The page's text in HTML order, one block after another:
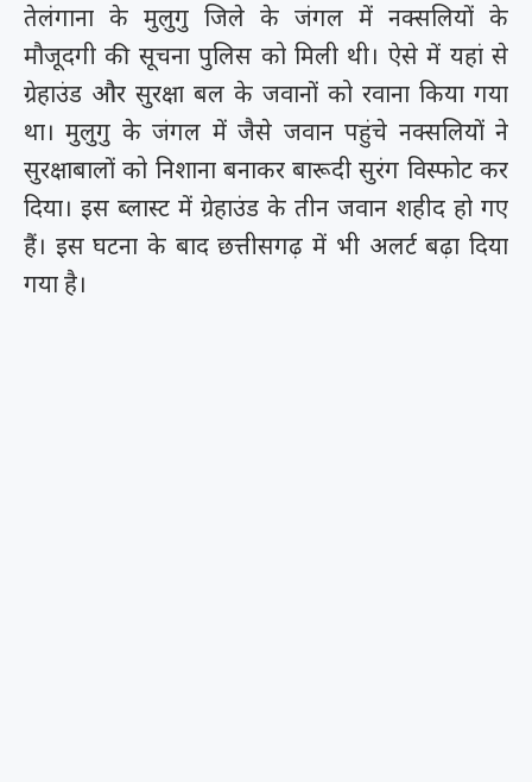
तेलंगाना के मुलुगु जिले के जंगल में नक्सलियों के
मौजूदगी की सूचना पुलिस को मिली थी। ऐसे में यहां से
ग्रेहाउंड और सुरक्षा बल के जवानों को रवाना किया गया
था। मुलुगु के जंगल में जैसे जवान पहुंचे नक्सलियों ने
सुरक्षाबालों को निशाना बनाकर बारूदी सुरंग विस्फोट कर
दिया। इस ब्लास्ट में ग्रेहाउंड के तीन जवान शहीद हो गए
हैं। इस घटना के बाद छत्तीसगढ़ में भी अलर्ट बढ़ा दिया
गया है।